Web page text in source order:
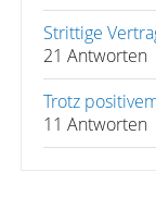
Strittige
21 Antworten
Trotz
11 Antworten